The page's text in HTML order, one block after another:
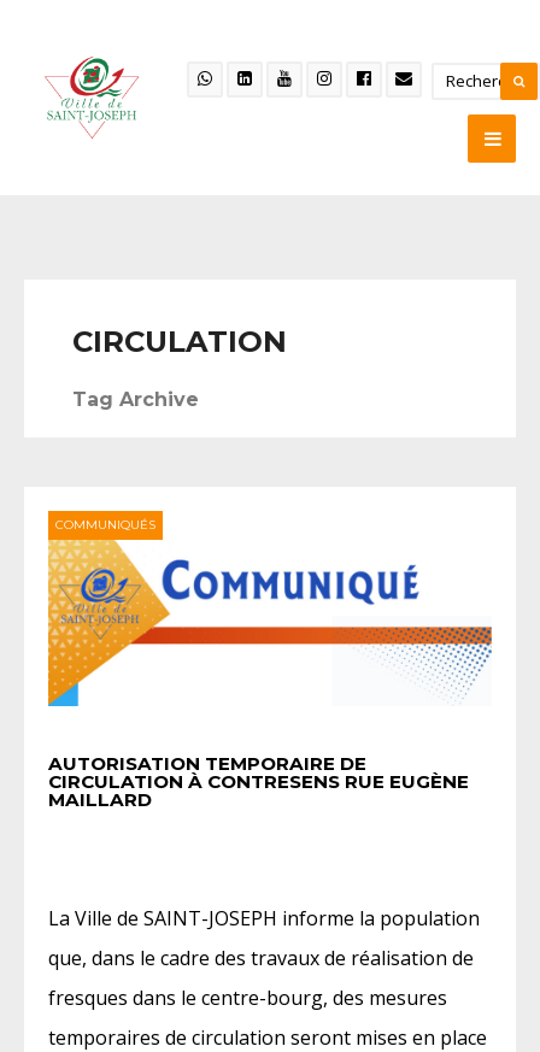
CIRCULATION
Tag Archive
COMMUNIQUÉS
AUTORISATION TEMPORAIRE DE
CIRCULATION À CONTRESENS RUE EUGÈNE
MAILLARD
La Ville de SAINT-JOSEPH informe la population
que, dans le cadre des travaux de réalisation de
fresques dans le centre-bourg, des mesures
temporaires de circulation seront mises en place